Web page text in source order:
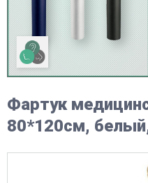
Фартук
80*120см,